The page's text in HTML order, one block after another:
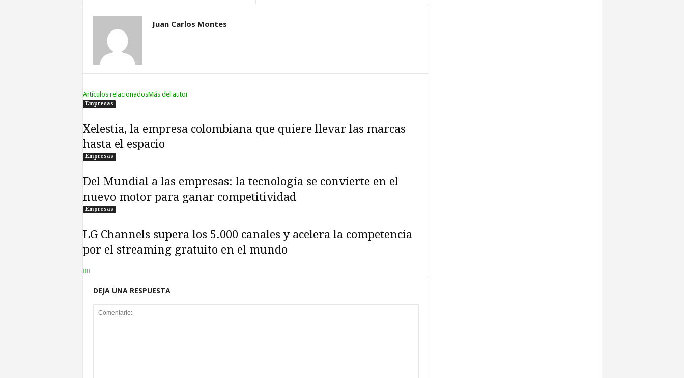
Juan Carlos Montes
Artículos relacionadosMás del autor
Empresas
Xelestia, la empresa colombiana que quiere llevar las marcas
hasta el espacio
Empresas
Del Mundial a las empresas: la tecnología se convierte en el
nuevo motor para ganar competitividad
Empresas
LG Channels supera los 5.000 canales y acelera la competencia
por el streaming gratuito en el mundo
DEJA UNA RESPUESTA